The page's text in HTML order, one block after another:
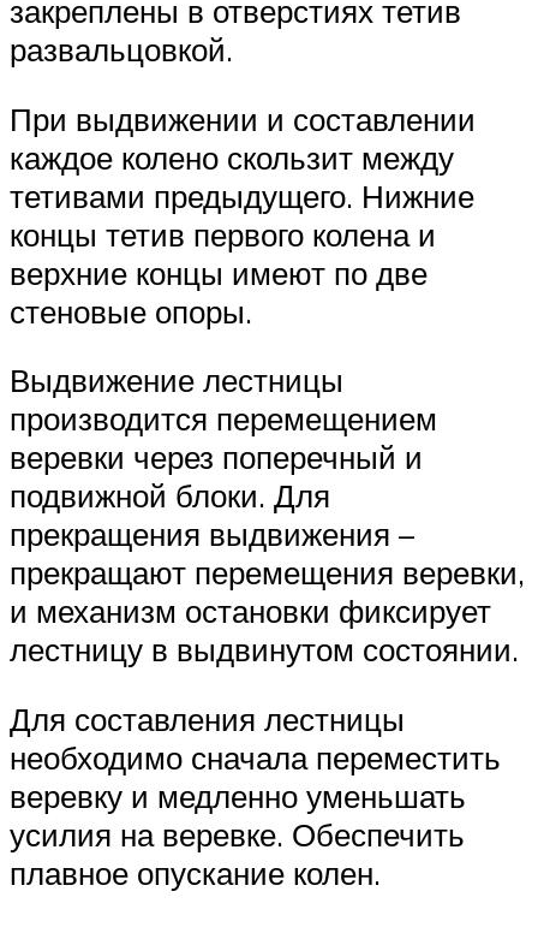
закреплены в отверстиях тетив
развальцовкой.
При выдвижении и составлении
каждое колено скользит между
тетивами предыдущего. Нижние
концы тетив первого колена и
верхние концы имеют по две
стеновые опоры.
Выдвижение лестницы
производится перемещением
веревки через поперечный и
подвижной блоки. Для
прекращения выдвижения –
прекращают перемещения веревки,
и механизм остановки фиксирует
лестницу в выдвинутом состоянии.
Для составления лестницы
необходимо сначала переместить
веревку и медленно уменьшать
усилия на веревке. Обеспечить
плавное опускание колен.